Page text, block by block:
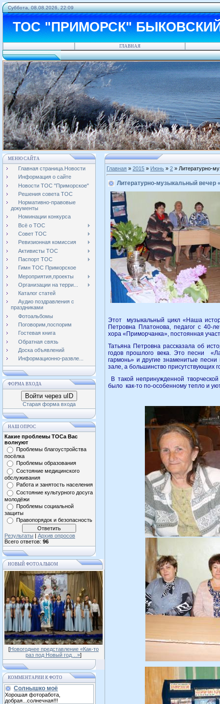
Суббота, 08.08.2026, 22:09
ТОС "ПРИМОРСК"
ГЛАВНАЯ
МЕНЮ САЙТА
Главная страница.Новости
Информация о сайте
Новости ТОС "Приморское"
Решения совета ТОС
Нормативно-правовые
документы
Номинации конкурса
Всё о ТОС
Совет ТОС
Ревизионная комиссия
Активисты ТОС
Паспорт ТОС
Гимн ТОС Приморское
Мероприятия,проекты
Организации на терри...
Каталог статей
Аудио поздравления с
праздниками
Фотоальбомы
Поговорим,поспорим
Гостевая книга
Обратная связь
Доска объявлений
Информационно-развле...
ФОРМА ВХОДА
Войти через uID
Старая форма входа
НАШ ОПРОС
Какие проблемы ТОСа Вас
волнуют
Проблемы благоустройства
посёлка
Проблемы образования
Состояние медицинского
обслуживания
Работа и занятость населения
Состояние культурного досуга
молодёжи
Проблемы социальной
защиты
Правопорядок и безопасность
Результаты | Архив опросов
Всего ответов: 96
НОВЫЙ ФОТОАЛЬБОМ
[Новогоднее представление «Как-то
раз под Новый год…»]
КОММЕНТАРИИ К ФОТО
Солнышко моё
Хорошая фоторабота,
добрая...солнечная!!!
Главная » 2015 » Июнь » 2 » Литературно-
Литературно-музыкальный вечер
Этот музыкальный цикл «Наша
Петровна Платонова, педагог с 40-
хора «Приморчанка», постоянная
Татьяна Петровна рассказала об
годов прошлого века. Это песни
гармонь» и другие знаменитые песни
зале, а большинство присутствующих
В такой непринужденной
было как-то по-особенному тепло и